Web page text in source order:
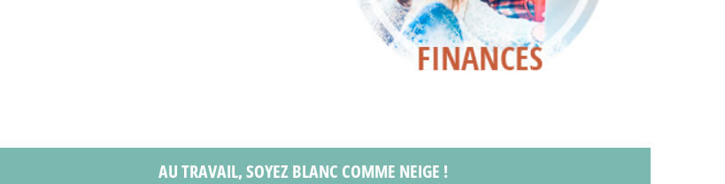
AU TRAVAIL, SOYEZ BLANC COMME NEIGE !